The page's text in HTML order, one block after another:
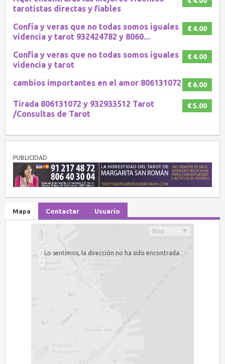
tarotistas directas y fiables
€ 4.00
Confía y veras que no todas somos iguales
videncia y tarot 932424782 y 8060...
€ 4.00
Confía y veras que no todas somos iguales
videncia y tarot
€ 6.00
cambios importantes en el amor 806131072
€ 5.00
Tirada 806131072 y 932933512 Tarot
/Consultas de Tarot
PUBLICIDAD
Mapa Contactar Usuario
Lo sentimos, la dirección no ha sido encontrada.